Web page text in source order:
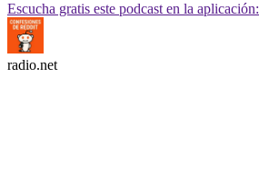
Escucha gratis este podcast en la aplicación:
radio.net